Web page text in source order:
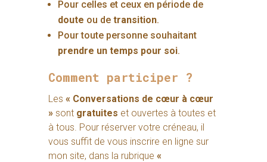
Pour celles et ceux en période de
doute ou de transition.
Pour toute personne souhaitant
prendre un temps pour soi.
Comment participer ?
Les « Conversations de cœur à cœur
»sont gratuites et ouvertes à toutes et
à tous. Pour réserver votre créneau, il
vous suffit de vous inscrire en ligne sur
mon site, dans la rubrique «